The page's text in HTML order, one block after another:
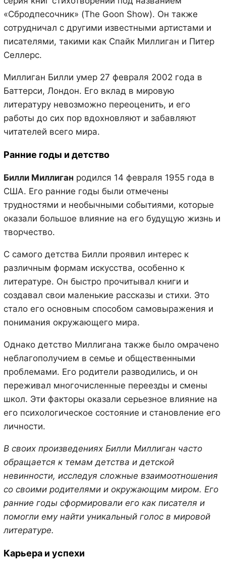
«Сбродпесочник» (The Goon Show). Он также
сотрудничал с другими известными артистами и
писателями, такими как Спайк Миллиган и Питер
Селлерс.
Миллиган Билли умер 27 февраля 2002 года в
Баттерси, Лондон. Его вклад в мировую
литературу невозможно переоценить, и его
работы до сих пор вдохновляют и забавляют
читателей всего мира.
Ранние годы и детство
Билли Миллиган родился 14 февраля 1955 года в
США. Его ранние годы были отмечены
трудностями и необычными событиями, которые
оказали большое влияние на его будущую жизнь и
творчество.
С самого детства Билли проявил интерес к
различным формам искусства, особенно к
литературе. Он быстро прочитывал книги и
создавал свои маленькие рассказы и стихи. Это
стало его основным способом самовыражения и
понимания окружающего мира.
Однако детство Миллигана также было омрачено
неблагополучием в семье и общественными
проблемами. Его родители разводились, и он
переживал многочисленные переезды и смены
школ. Эти факторы оказали серьезное влияние на
его психологическое состояние и становление его
личности.
В своих произведениях Билли Миллиган часто
обращается к темам детства и детской
невинности, исследуя сложные взаимоотношения
со своими родителями и окружающим миром. Его
ранние годы сформировали его как писателя и
помогли ему найти уникальный голос в мировой
литературе.
Карьера и успехи